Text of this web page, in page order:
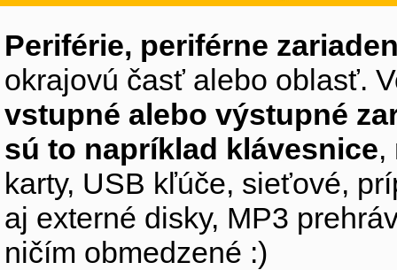
Periférie, periférne
okrajovú časť alebo oblasť.
vstupné alebo výstupné
sú to napríklad klávesnice,
karty, USB kľúče, sieťové,
aj externé disky, MP3
ničím obmedzené :)